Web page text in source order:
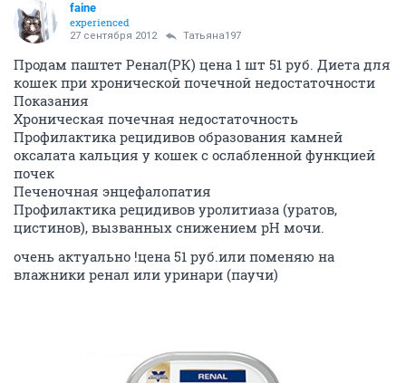
faine
experienced
27 сентября 2012 Татьяна197
Продам паштет Ренал(РК) цена 1 шт 51 руб. Диета для
кошек при хронической почечной недостаточности
Показания
Хроническая почечная недостаточность
Профилактика рецидивов образования камней
оксалата кальция у кошек с ослабленной функцией
почек
Печеночная энцефалопатия
Профилактика рецидивов уролитиаза (уратов,
цистинов), вызванных снижением рН мочи.
очень актуально !цена 51 руб.или поменяю на
влажники ренал или уринари (паучи)